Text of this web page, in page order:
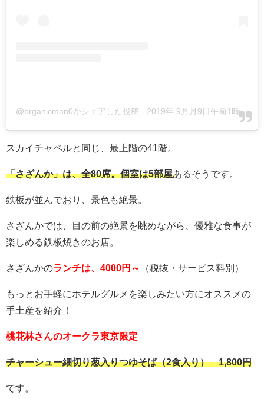
@organicman0がシェアした投稿 - 2019年 9月月9日午前1時01分PDT
スカイチャペルと同じ、最上階の41階。
「さざんか」は、全80席。個室は5部屋あるそうです。
鉄板が並んでおり、景色も絶景。
さざんかでは、目の前の絶景を眺めながら、優雅な食事が
楽しめる鉄板焼きのお店。
さざんかのランチは、4000円～ （税抜・サービス料別）
もっとお手軽にホテルグルメを楽しみたい方にオススメの
手土産を紹介！
桃花林さんのオークラ東京限定
チャーシュー細切り葱入りつゆそば（2食入り） 1,800円
です。